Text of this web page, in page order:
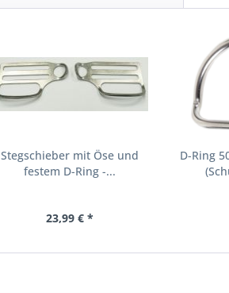
Stegschieber mit Öse und
festem D-Ring -...
23,99 € *
D-Ring